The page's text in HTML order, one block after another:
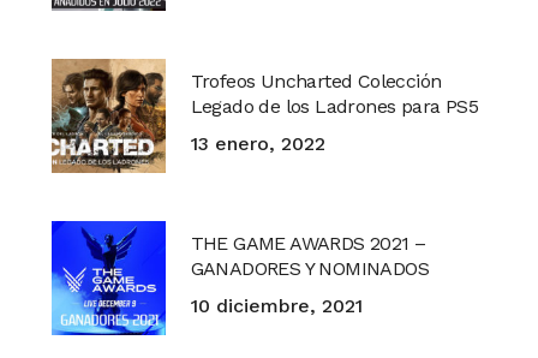
Trofeos Uncharted Colección
Legado de los Ladrones para PS5
13 enero, 2022
THE GAME AWARDS 2021 –
GANADORES Y NOMINADOS
10 diciembre, 2021